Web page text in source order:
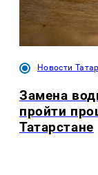
Новости
Замена
пройти
Татарстане